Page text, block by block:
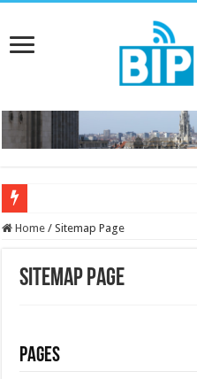
Home / Sitemap Page
Sitemap Page
Pages